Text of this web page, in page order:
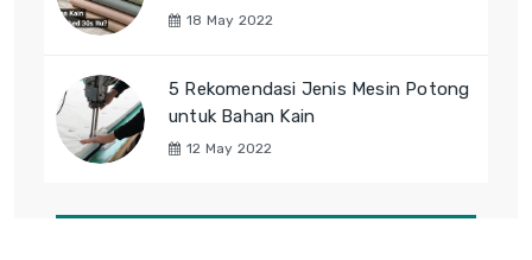
18 May 2022
5 Rekomendasi Jenis Mesin Potong
untuk Bahan Kain
12 May 2022